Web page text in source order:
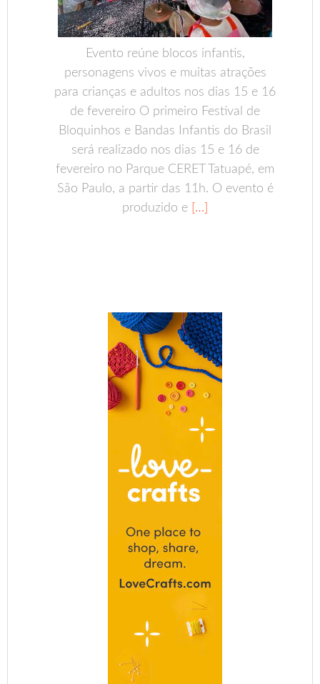
Evento reúne blocos infantis,
personagens vivos e muitas atrações
para crianças e adultos nos dias 15 e 16
de fevereiro O primeiro Festival de
Bloquinhos e Bandas Infantis do Brasil
será realizado nos dias 15 e 16 de
fevereiro no Parque CERET Tatuapé, em
São Paulo, a partir das 11h. O evento é
produzido e […]